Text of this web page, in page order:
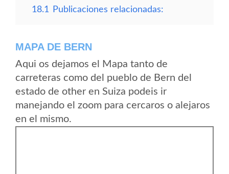
18.1
Publicaciones relacionadas:
MAPA DE BERN
Aqui os dejamos el Mapa tanto de
carreteras como del pueblo de Bern del
estado de other en Suiza podeis ir
manejando el zoom para cercaros o alejaros
en el mismo.